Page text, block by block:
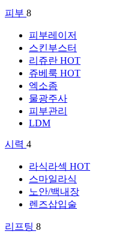
피부 8
피부레이저
스킨부스터
리쥬란 HOT
쥬베룩 HOT
엑소좀
물광주사
피부관리
LDM
시력 4
라식라섹 HOT
스마일라식
노안/백내장
렌즈삽입술
리프팅 8